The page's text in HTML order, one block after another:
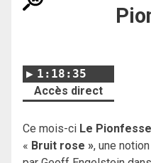
1:18:35
Accès direct
Ce mois-ci Le
« Bruit rose », une